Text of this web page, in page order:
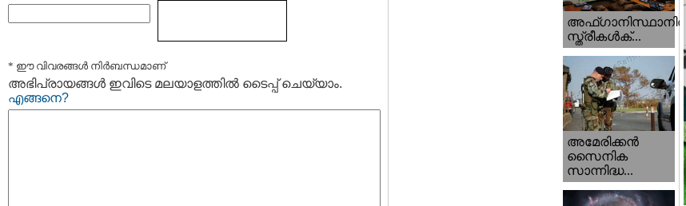
* ഈ വിവരങ്ങള്‍ നിര്‍ബന്ധമാണ്
അഭിപ്രായങ്ങള്‍ ഇവിടെ മലയാളത്തില്‍ ടൈപ്പ് ചെയ്യാം.
എങ്ങനെ?
അഫ്ഗാനിസ്ഥാനിൽ
സ്ത്രീകൾക്...
അമേരിക്കൻ
സൈനിക
സാന്നിദ്ധ...